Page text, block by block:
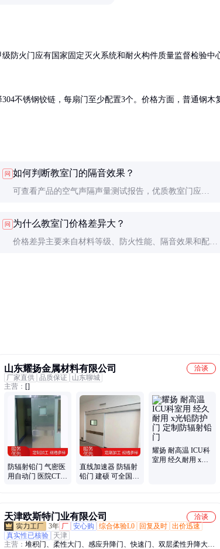
防火门应有国家固定灭火系统和耐火构件质量监督检验中
不锈钢铰链，每扇门至少配置3个。价格方面，普通钢木
问 如何判断教室门的隔音效果？
可查看产品的空气声隔声量测试报告，优质教室门应
试，用手敲击门板听声音沉闷程度也能初步判断隔音性
能。
问 为什么教室门价格差异大？
价格差异主要来自材料等级、防火性能、隔音效果和配件
山东耀扬金属材料有限公司
洽谈
厂家直供 品质保证
山东聊城
主营： []
防辐射铅门 气密医
用自动门 医院CT室
直线加速器 防辐射
铅门 建硕 可全国安
耀扬 耐高温 ICU科
室用 经久耐用 x光
天津欧斯特门业有限公司
洽谈
3年 厂 安心购 综合体验L0 回复及时 出价迅速
真实性已核验
天津
主营： 堆积门、柔性大门、感应升降门、快速门、双层柔性升降大